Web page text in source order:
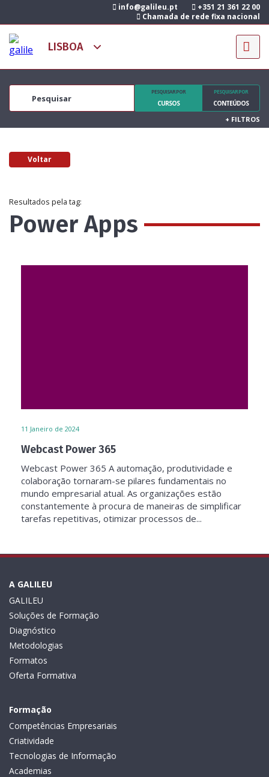
info@galileu.pt
+351 21 361 22 00
Chamada de rede fixa nacional
PESQUISAR POR
CURSOS
PESQUISAR POR
CONTEÚDOS
+ FILTROS
Voltar
Resultados pela tag:
Power Apps
11 Janeiro de 2024
Webcast Power 365
Webcast Power 365 A automação, produtividade e
colaboração tornaram-se pilares fundamentais no
mundo empresarial atual. As organizações estão
constantemente à procura de maneiras de simplificar
tarefas repetitivas, otimizar processos de...
A GALILEU
GALILEU
Soluções de Formação
Diagnóstico
Metodologias
Formatos
Oferta Formativa
Formação
Competências Empresariais
Criatividade
Tecnologias de Informação
Academias